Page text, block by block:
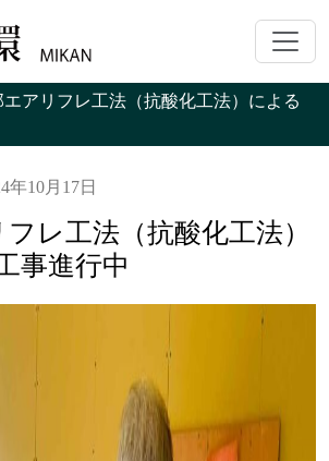
エアリフレ工法（抗酸化工法）による
年10月17日
レ工法（抗酸化工法）
事進行中